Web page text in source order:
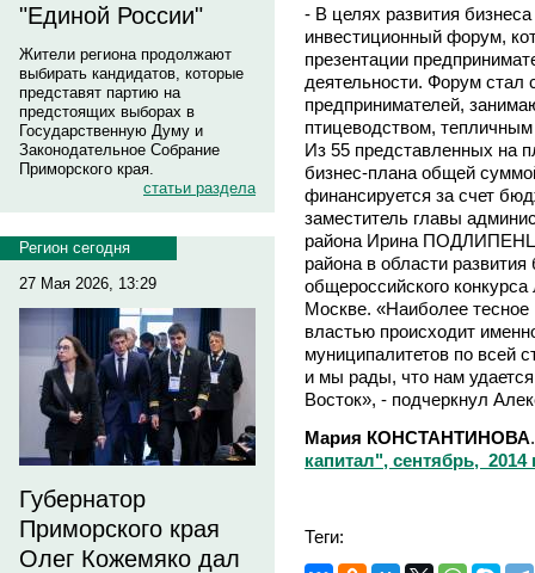
"Единой России"
Жители региона продолжают
выбирать кандидатов, которые
представят партию на
предстоящих выборах в
Государственную Думу и
Законодательное Собрание
Приморского края.
статьи раздела
Регион сегодня
27 Мая 2026, 13:29
Губернатор
Приморского края
Олег Кожемяко дал
- В целях развития
инвестиционный форум,
презентации
деятельности. Форум
предпринимателей,
птицеводством,
Из 55 представленных на
бизнес-плана общей
финансируется за счет
заместитель главы
района Ирина
района в области
общероссийского
Москве. «Наиболее
властью происходит
муниципалитетов по всей
и мы рады, что нам
Восток», - подчеркнул
Мария КОНСТАНТИНОВА
капитал", сентябрь, 2014
Теги: